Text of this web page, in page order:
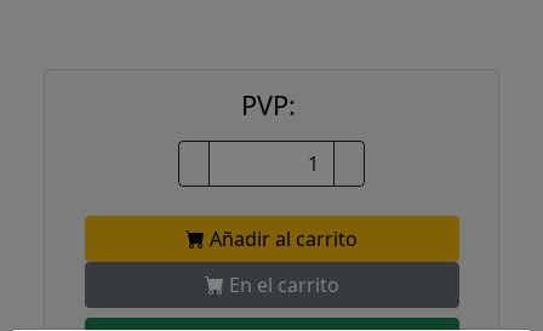
PVP:
Añadir al carrito
En el carrito